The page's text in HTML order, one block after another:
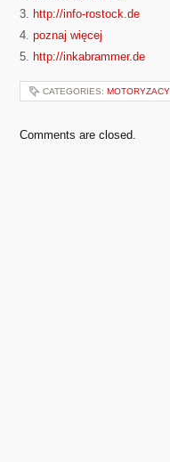
3. http://info-rostock.de
4. poznaj więcej
5. http://inkabrammer.de
CATEGORIES:
Comments are closed.